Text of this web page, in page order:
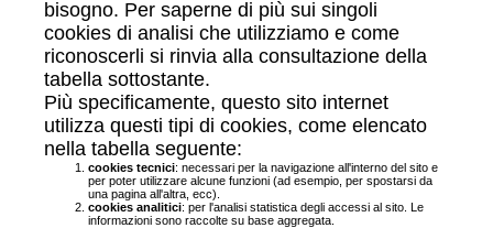
bisogno. Per saperne di più sui singoli
cookies di analisi che utilizziamo e come
riconoscerli si rinvia alla consultazione della
tabella sottostante.
Più specificamente, questo sito internet
utilizza questi tipi di cookies, come elencato
nella tabella seguente:
cookies tecnici: necessari per la navigazione all'interno del sito e
per poter utilizzare alcune funzioni (ad esempio, per spostarsi da
una pagina all'altra, ecc).
cookies analitici: per l'analisi statistica degli accessi al sito. Le
informazioni sono raccolte su base aggregata.